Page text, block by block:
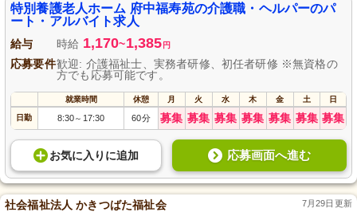
特別養護老人ホーム 府中福寿苑の介護職・ヘルパーのパ
ート・アルバイト求人
給与 時給 1,170~1,385 円
応募要件歓迎: 介護福祉士、実務者研修、初任者研修 ※無資格の
方でも応募可能です。
就業時間 休憩 月 火 水 木 金 土 日
日勤 8:30～ 17:30 60分 募集 募集 募集 募集 募集 募集 募集
お気に入り に追加 応募画面へ進む
社会福祉法人 かきつばた福祉会 7月29日更新